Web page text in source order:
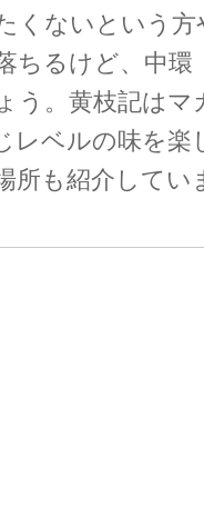
くないという方
ちるけど、中環
う。黄枝記はマ
レベルの味を楽
所も紹介してい